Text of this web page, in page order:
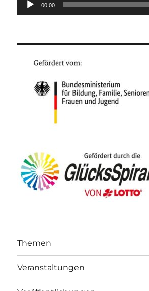
00:00
Themen
Veranstaltungen